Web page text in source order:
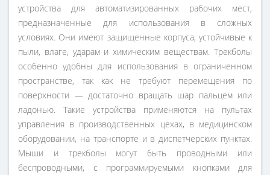
устройства для автоматизированных рабочих мест,
предназначенные для использования в сложных
условиях. Они имеют защищенные корпуса, устойчивые к
пыли, влаге, ударам и химическим веществам. Трекболы
особенно удобны для использования в ограниченном
пространстве, так как не требуют перемещения по
поверхности — достаточно вращать шар пальцем или
ладонью. Такие устройства применяются на пультах
управления в производственных цехах, в медицинском
оборудовании, на транспорте и в диспетчерских пунктах.
Мыши и трекболы могут быть проводными или
беспроводными, с программируемыми кнопками для